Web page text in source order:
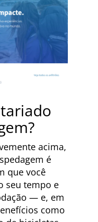
acima,
é
que você
seu tempo e
— e, em
como